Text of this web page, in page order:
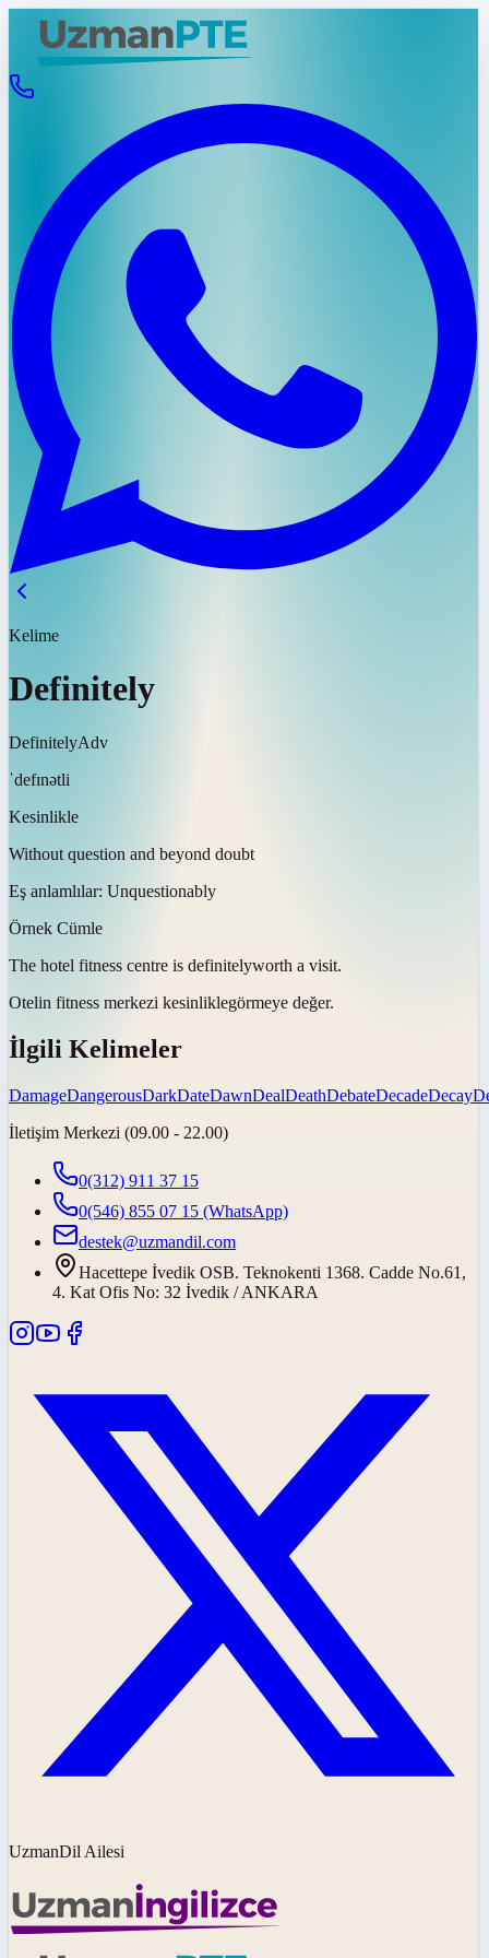
Kelime
Definitely
DefinitelyAdv
ˈdefɪnətli
Kesinlikle
Without question and beyond doubt
Eş anlamlılar: Unquestionably
Örnek Cümle
The hotel fitness centre is definitelyworth a visit.
Otelin fitness merkezi kesinliklegörmeye değer.
İlgili Kelimeler
DamageDangerousDarkDateDawnDealDeathDebateDecadeDecay
İletişim Merkezi (09.00 - 22.00)
0(312) 911 37 15
0(546) 855 07 15 (WhatsApp)
destek@uzmandil.com
Hacettepe İvedik OSB. Teknokenti 1368. Cadde No.61,
4. Kat Ofis No: 32 İvedik / ANKARA
UzmanDil Ailesi